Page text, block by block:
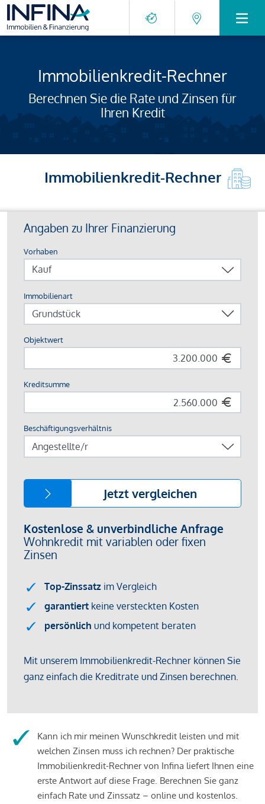
Immobilienkredit-Rechner
Berechnen Sie die Rate und Zinsen für
Ihren Kredit
Immobilienkredit-Rechner
Kann ich mir meinen Wunschkredit leisten und mit
welchen Zinsen muss ich rechnen? Der praktische
Immobilienkredit-Rechner von Infina liefert Ihnen eine
erste Antwort auf diese Frage. Berechnen Sie ganz
einfach Rate und Zinssatz – online und kostenlos.